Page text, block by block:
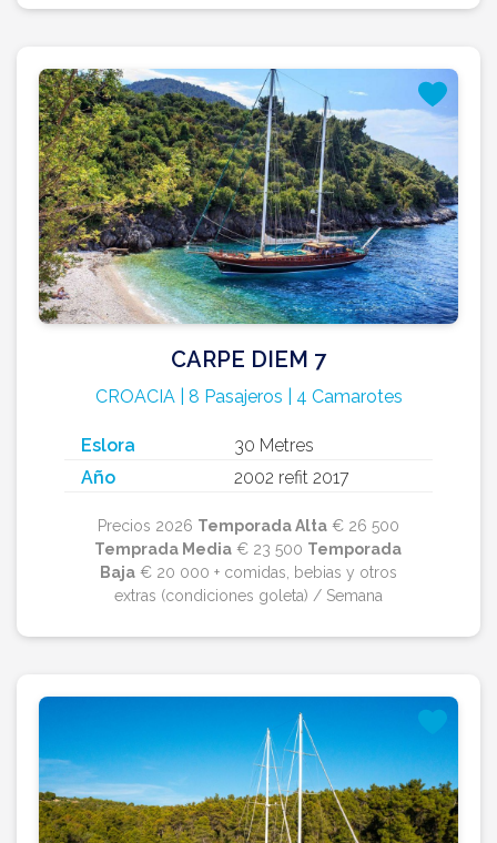
CARPE DIEM 7
CROACIA | 8 Pasajeros | 4 Camarotes
Eslora
30 Metres
Año
2002 refit 2017
Precios 2026 Temporada Alta€ 26 500
Temprada Media € 23 500 Temporada
Baja€ 20 000 + comidas, bebias y otros
extras (condiciones goleta) / Semana